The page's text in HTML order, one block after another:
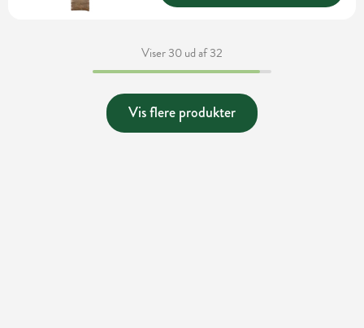
Viser 30 ud af 32
Vis flere produkter